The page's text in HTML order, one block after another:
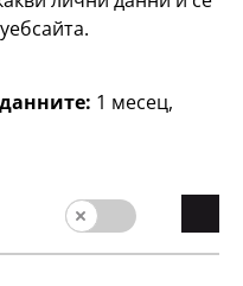
1 месец,